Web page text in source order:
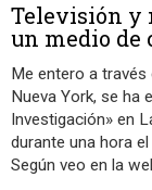
Televisión y
un medio de
Me entero a
Nueva York, se ha
Investigación» en
durante una hora
Según veo en la